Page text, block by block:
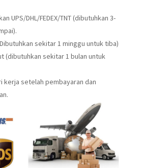
UPS/DHL/FEDEX/TNT (dibutuhkan 3-
sekitar 1 minggu untuk tiba)
(dibutuhkan sekitar 1 bulan untuk
kerja setelah pembayaran dan